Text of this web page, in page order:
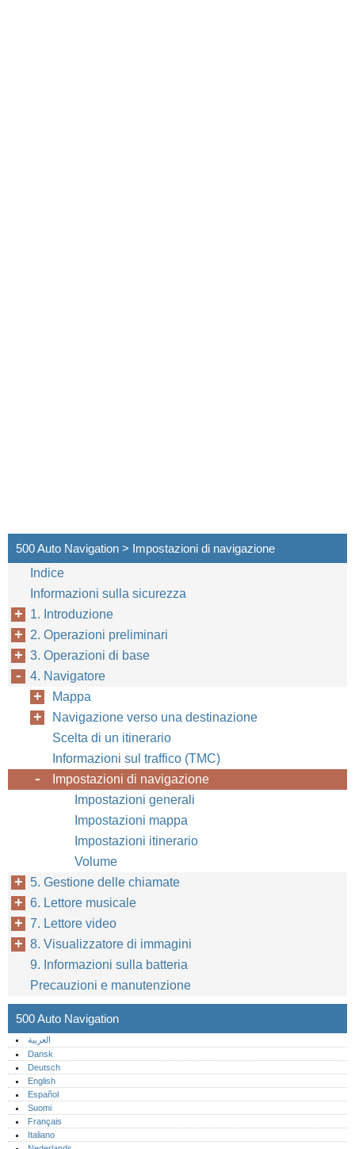
500 Auto Navigation > Impostazioni di navigazione
Indice
Informazioni sulla sicurezza
1. Introduzione
2. Operazioni preliminari
3. Operazioni di base
4. Navigatore
Mappa
Navigazione verso una destinazione
Scelta di un itinerario
Informazioni sul traffico (TMC)
Impostazioni di navigazione
Impostazioni generali
Impostazioni mappa
Impostazioni itinerario
Volume
5. Gestione delle chiamate
6. Lettore musicale
7. Lettore video
8. Visualizzatore di immagini
9. Informazioni sulla batteria
Precauzioni e manutenzione
500 Auto Navigation
العربية
Dansk
Deutsch
English
Español
Suomi
Français
Italiano